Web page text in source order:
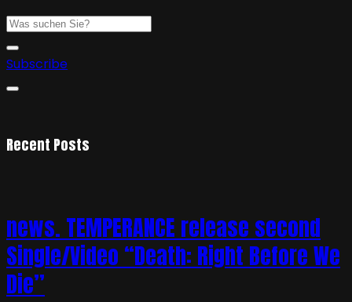
Subscribe
Recent Posts
news. TEMPERANCE release second
Single/Video “Death: Right Before We
Die”